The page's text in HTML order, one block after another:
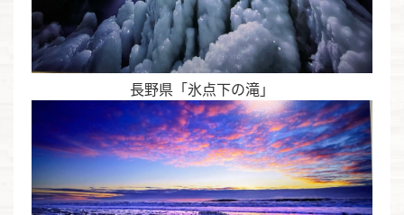
長野県「氷点下の滝」